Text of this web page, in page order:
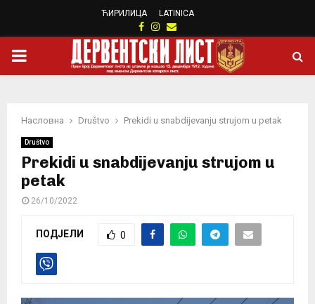
ЋИРИЛИЦА LATINICA
Facebook
Instagram
Email
PRIMARY
Насловна Društvo Prekidi u snabdijevanju strujom u petak
Društvo
Prekidi u snabdijevanju strujom u
petak
26/10/2022
ПОДЈЕЛИ 0